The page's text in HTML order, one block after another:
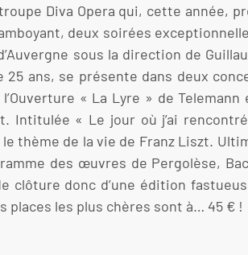
Diva Opera qui, cette année,
deux soirées
sous la direction de
ans, se présente dans deux
« La Lyre » de
Intitulée « Le jour où j’ai
thème de la vie de Franz Liszt.
des œuvres de Pergolèse,
clôture donc d’une édition
places les plus chères sont à… 45 € !